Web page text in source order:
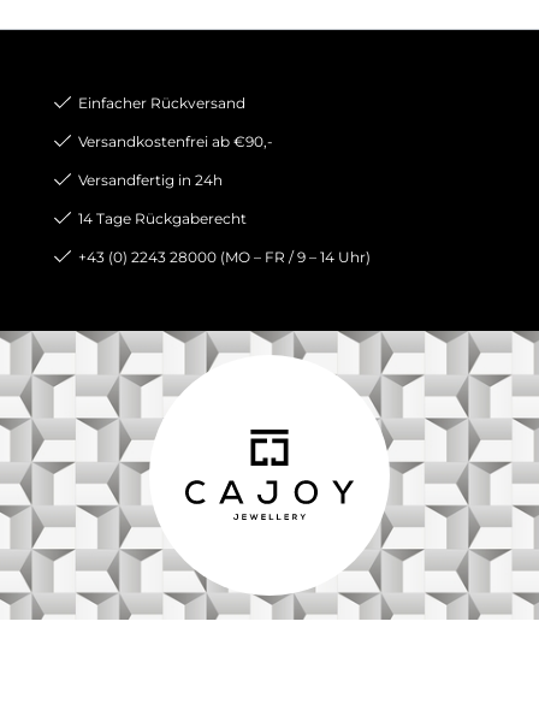
Einfacher Rückversand
Versandkostenfrei ab €90,-
Versandfertig in 24h
14 Tage Rückgaberecht
+43 (0) 2243 28000 (MO – FR / 9 – 14 Uhr)